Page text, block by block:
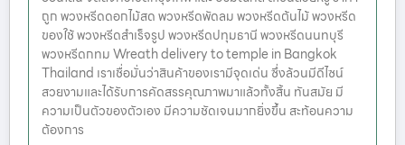
ถูก พวงหรีดดอกไม้สด พวงหรีดพัดลม พวงหรีดต้นไม้ พวงหรีด
ของใช้ พวงหรีดสำเร็จรูป พวงหรีดปทุมธานี พวงหรีดนนทบุรี
พวงหรีดกทม Wreath delivery to temple in Bangkok
Thailand เราเชื่อมั่นว่าสินค้าของเรามีจุดเด่น ซึ่งล้วนมีดีไซน์
สวยงามและได้รับการคัดสรรคุณภาพมาแล้วทั้งสิ้น ทันสมัย มี
ความเป็นตัวของตัวเอง มีความชัดเจนมากยิ่งขึ้น สะท้อนความ
ต้องการ